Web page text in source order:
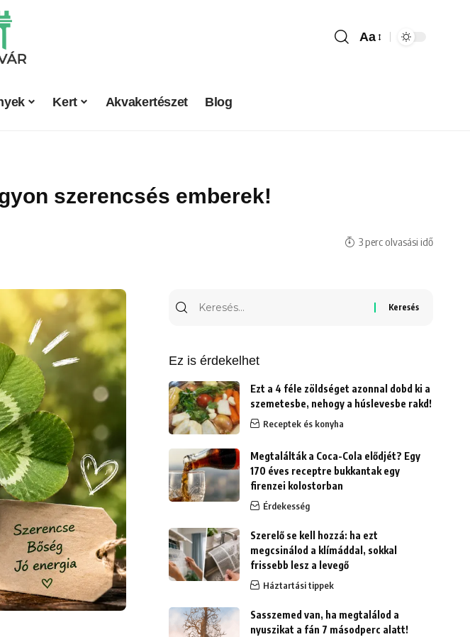
Aa
Kert Akvakertészet Blog
szerencsés emberek!
3 perc olvasási idő
Ez is érdekelhet
Ezt a 4 féle zöldséget azonnal dobd ki a
szemetesbe, nehogy a húslevesbe rakd!
Receptek és konyha
Megtalálták a Coca-Cola elődjét? Egy
170 éves receptre bukkantak egy
firenzei kolostorban
Érdekesség
Szerelő se kell hozzá: ha ezt
megcsinálod a klímáddal, sokkal
frissebb lesz a levegő
Háztartási tippek
Sasszemed van, ha megtalálod a
nyuszikat a fán 7 másodperc alatt!